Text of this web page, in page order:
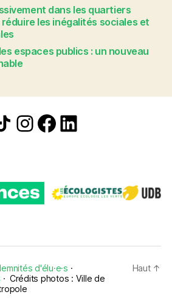
dans les quartiers
les inégalités sociales et
espaces publics : un nouveau
de partage
Instagram
Facebook
LinkedIn
d'élu·e·s ·
· Crédits photos : Ville de
Haut ↑